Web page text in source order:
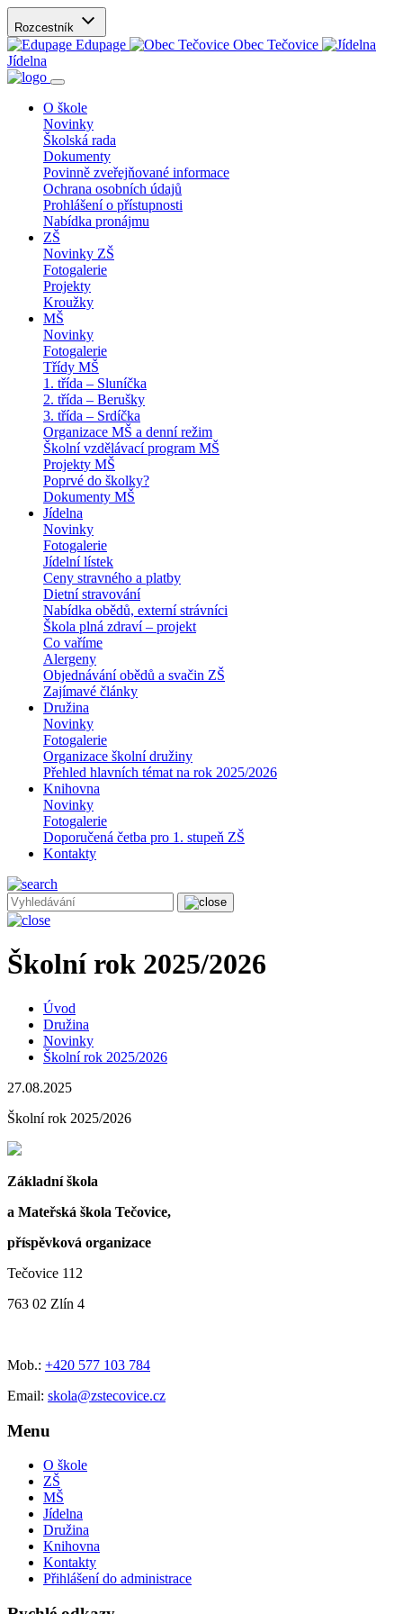
Rozcestník
Edupage
Obec Tečovice
Jídelna
O škole
Novinky
Školská rada
Dokumenty
Povinně zveřejňované informace
Ochrana osobních údajů
Prohlášení o přístupnosti
Nabídka pronájmu
ZŠ
Novinky ZŠ
Fotogalerie
Projekty
Kroužky
MŠ
Novinky
Fotogalerie
Třídy MŠ
1. třída – Sluníčka
2. třída – Berušky
3. třída – Srdíčka
Organizace MŠ a denní režim
Školní vzdělávací program MŠ
Projekty MŠ
Poprvé do školky?
Dokumenty MŠ
Jídelna
Novinky
Fotogalerie
Jídelní lístek
Ceny stravného a platby
Dietní stravování
Nabídka obědů, externí strávníci
Škola plná zdraví – projekt
Co vaříme
Alergeny
Objednávání obědů a svačin ZŠ
Zajímavé články
Družina
Novinky
Fotogalerie
Organizace školní družiny
Přehled hlavních témat na rok 2025/2026
Knihovna
Novinky
Fotogalerie
Doporučená četba pro 1. stupeň ZŠ
Kontakty
Školní rok 2025/2026
Úvod
Družina
Novinky
Školní rok 2025/2026
27.08.2025
Školní rok 2025/2026
Základní škola
a Mateřská škola Tečovice,
příspěvková organizace
Tečovice 112
763 02 Zlín 4
Mob.: +420 577 103 784
Email: skola@zstecovice.cz
Menu
O škole
ZŠ
MŠ
Jídelna
Družina
Knihovna
Kontakty
Přihlášení do administrace